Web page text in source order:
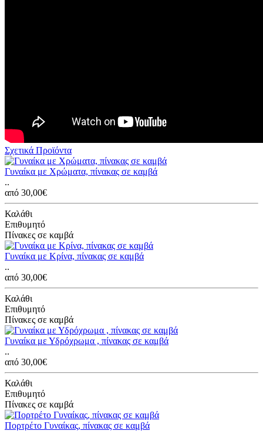
Σχετικά Προϊόντα
Γυναίκα με Χρώματα, πίνακας σε καμβά
..
από 30,00€
Καλάθι
Επιθυμητό
Πίνακες σε καμβά
Γυναίκα με Κρίνα, πίνακας σε καμβά
..
από 30,00€
Καλάθι
Επιθυμητό
Πίνακες σε καμβά
Γυναίκα με Υδρόχρωμα , πίνακας σε καμβά
..
από 30,00€
Καλάθι
Επιθυμητό
Πίνακες σε καμβά
Πορτρέτο Γυναίκας, πίνακας σε καμβά